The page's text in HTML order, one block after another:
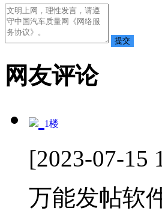
网友评论
1楼
[2023-07-15
万能发帖软